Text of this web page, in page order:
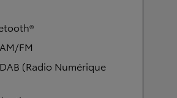
FM
(Radio Numérique